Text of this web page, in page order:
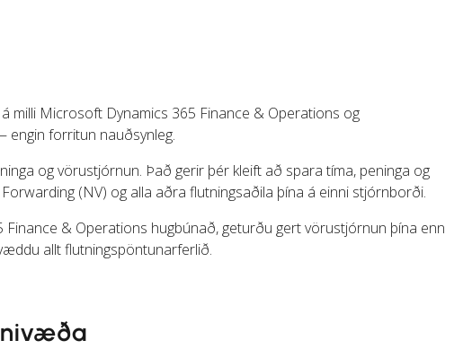
milli Microsoft Dynamics 365 Finance & Operations og
engin forritun nauðsynleg.
og vörustjórnun. Það gerir þér kleift að spara tíma, peninga og
(NV) og alla aðra flutningsaðila þína á einni stjórnborði.
& Operations hugbúnað, geturðu gert vörustjórnun þína enn
allt flutningspöntunarferlið.